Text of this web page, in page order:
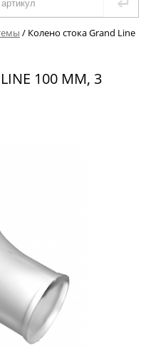
/ Колено стока Grand Line
100 ММ, 3